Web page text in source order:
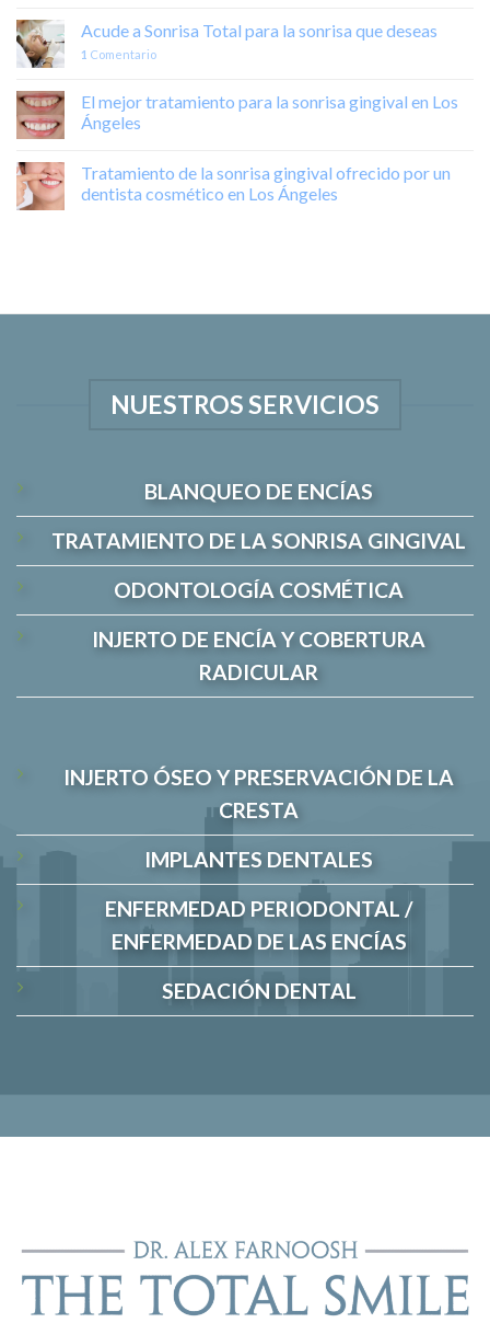
Acude a Sonrisa Total para la sonrisa que deseas
1 Comentario
El mejor tratamiento para la sonrisa gingival en Los
Ángeles
Tratamiento de la sonrisa gingival ofrecido por un
dentista cosmético en Los Ángeles
NUESTROS SERVICIOS
BLANQUEO DE ENCÍAS
TRATAMIENTO DE LA SONRISA GINGIVAL
ODONTOLOGÍA COSMÉTICA
INJERTO DE ENCÍA Y COBERTURA
RADICULAR
INJERTO ÓSEO Y PRESERVACIÓN DE LA
CRESTA
IMPLANTES DENTALES
ENFERMEDAD PERIODONTAL /
ENFERMEDAD DE LAS ENCÍAS
SEDACIÓN DENTAL